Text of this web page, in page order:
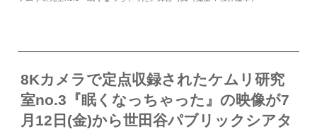
8Kカメラで定点収録されたケムリ研究
室no.3『眠くなっちゃった』の映像が7
月12日(金)から世田谷パブリックシアタ